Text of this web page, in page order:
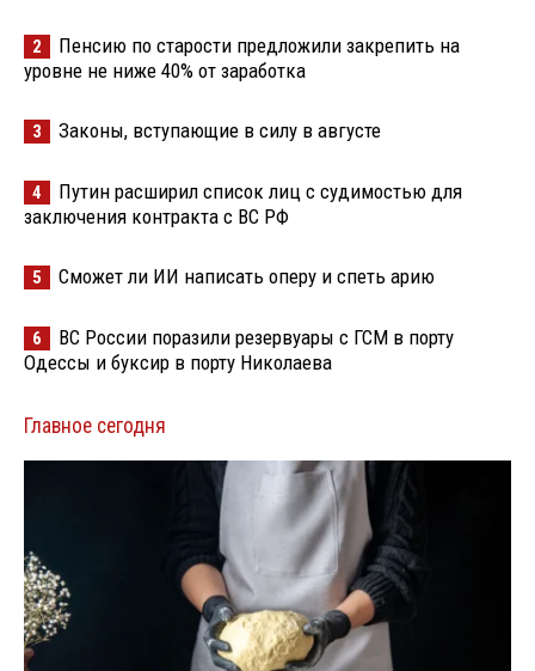
2
Пенсию по старости предложили закрепить на
уровне не ниже 40% от заработка
3 Законы, вступающие в силу в августе
4
Путин расширил список лиц с судимостью для
заключения контракта с ВС РФ
5 Сможет ли ИИ написать оперу и спеть арию
6
ВС России поразили резервуары с ГСМ в порту
Одессы и буксир в порту Николаева
Главное сегодня